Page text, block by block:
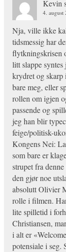
Kevin
4.
Nja, ville ikke
tidsmessig har
flytkningskrisen
litt slappe
krydret og skarp
bare meg, eller
rollen om igjen
passende og
jeg han blir
feige/politisk-
Kongens Nei:
som bare er
strupet fra
den gjør noe
absolutt Olivier
rolle i filmen.
lite spilletid i
Christiansen,
i alt er
potensiale i seg.